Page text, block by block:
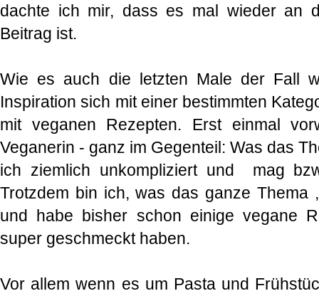
dachte ich mir, dass es mal wieder an
Beitrag ist.
Wie es auch die letzten Male der Fall
Inspiration sich mit einer bestimmten
mit veganen Rezepten. Erst einmal
Veganerin - ganz im Gegenteil: Was das
ich ziemlich unkompliziert und mag
Trotzdem bin ich, was das ganze Thema
und habe bisher schon einige vegane
super geschmeckt haben.
Vor allem wenn es um Pasta und